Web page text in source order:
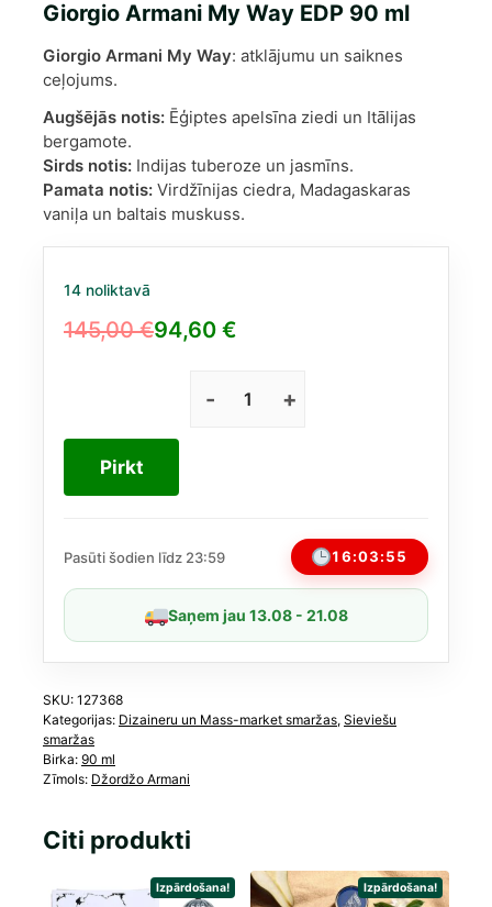
Giorgio Armani My Way EDP 90 ml
Giorgio Armani My Way: atklājumu un saiknes
ceļojums.
Augšējās notis: Ēģiptes apelsīna ziedi un Itālijas
bergamote.
Sirds notis: Indijas tuberoze un jasmīns.
Pamata notis: Virdžīnijas ciedra, Madagaskaras
vaniļa un baltais muskuss.
14 noliktavā
145,00€
Original
145,00 €.
94,60 €
Current
94,60 €.
Giorgio
daudzums
Pirkt
Pasūti šodien līdz 23:59 16:03:55
Saņem jau 13.08 - 21.08
SKU: 127368
Kategorijas: Dizaineru un Mass-market smaržas, Sieviešu
smaržas
Birka: 90 ml
Zīmols: Džordžo Armani
Citi produkti
Izpārdošana! Izpārdošana!